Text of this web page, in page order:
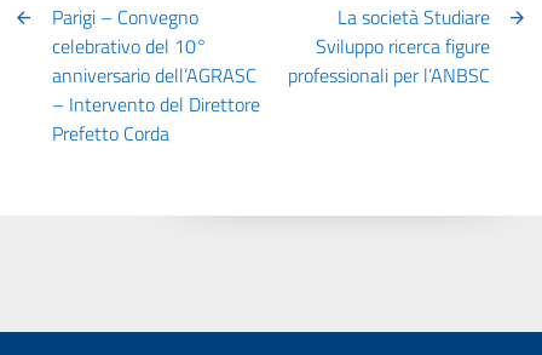
Parigi – Convegno
celebrativo del 10°
anniversario dell’AGRASC
– Intervento del Direttore
Prefetto Corda
La società Studiare
Sviluppo ricerca figure
professionali per l’ANBSC